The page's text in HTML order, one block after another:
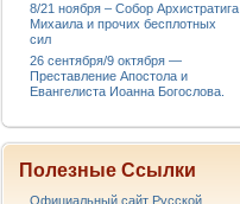
8/21 ноября – Собор Архистратига
Михаила и прочих бесплотных
сил
26 сентября/9 октября —
Преставление Апостола и
Евангелиста Иоанна Богослова.
Полезные Ссылки
Официальный сайт Русской